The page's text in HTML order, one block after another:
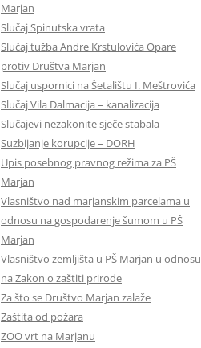
Marjan
Slučaj Spinutska vrata
Slučaj tužba Andre Krstulovića Opare
protiv Društva Marjan
Slučaj uspornici na Šetalištu I. Meštrovića
Slučaj Vila Dalmacija – kanalizacija
Slučajevi nezakonite sječe stabala
Suzbijanje korupcije – DORH
Upis posebnog pravnog režima za PŠ
Marjan
Vlasništvo nad marjanskim parcelama u
odnosu na gospodarenje šumom u PŠ
Marjan
Vlasništvo zemljišta u PŠ Marjan u odnosu
na Zakon o zaštiti prirode
Za što se Društvo Marjan zalaže
Zaštita od požara
ZOO vrt na Marjanu